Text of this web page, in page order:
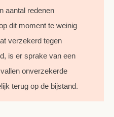
aantal redenen
dit moment te weinig
verzekerd tegen
is er sprake van een
onverzekerde
terug op de bijstand.